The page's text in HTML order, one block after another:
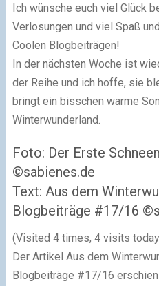
Ich wünsche euch viel Glück
Verlosungen und viel Spaß
Coolen Blogbeiträgen!
In der nächsten Woche ist
der Reihe und ich hoffe, sie
bringt ein bisschen warme
Winterwunderland.
Foto: Der Erste
©sabienes.de
Text: Aus dem
Blogbeiträge #17/16
(Visited 4 times, 4 visits
Der Artikel Aus dem
Blogbeiträge #17/16